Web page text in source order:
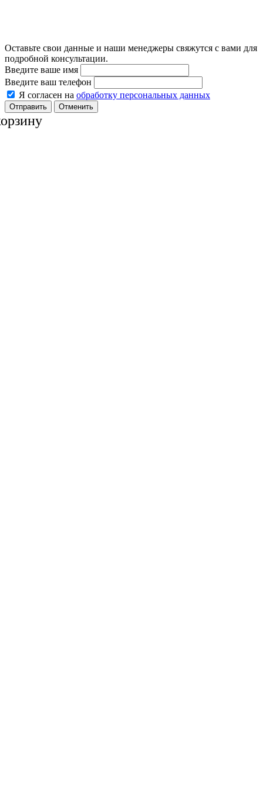
Оставьте свои данные и наши менеджеры свяжутся с вами для
подробной консультации.
Введите ваше имя
Введите ваш телефон
Я согласен на обработку персональных данных
Отменить